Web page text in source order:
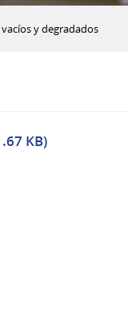
y degradados
KB)